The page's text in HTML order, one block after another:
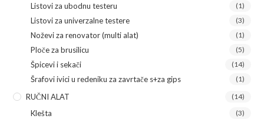
Listovi za ubodnu testeru (1)
Listovi za univerzalne testere (3)
Noževi za renovator (multi alat) (1)
Ploče za brusilicu (5)
Špicevi i sekači (14)
Šrafovi ivici u redeniku za zavrtače s+za gips (1)
RUČNI ALAT (14)
Klešta (3)